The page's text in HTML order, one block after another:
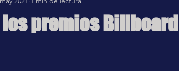
los premios Billboard